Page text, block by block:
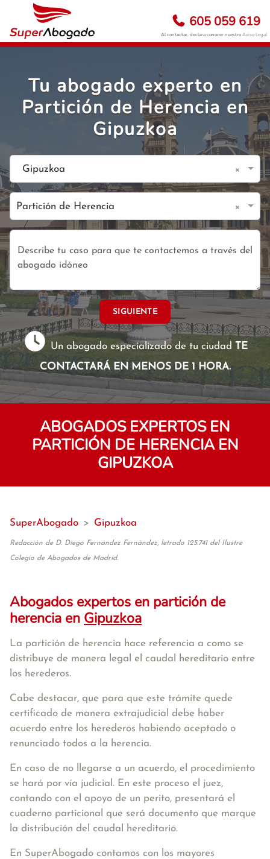
605 059 619
Al contactar, declara conocer nuestroAviso Legal
Tu abogado experto en
Partición de Herencia en
Gipuzkoa
Gipuzkoa ×
Partición de Herencia ×
SIGUIENTE
Un abogado especializado de tu ciudad TE
CONTACTARÁ EN MENOS DE 1 HORA.
ABOGADOS EXPERTOS EN
PARTICIÓN DE HERENCIA EN
GIPUZKOA
SuperAbogado > Gipuzkoa
Redacción de D. Diego Fernández Fernández, letrado 125.741 del Ilustre
Colegio de Abogados de Madrid.
Abogados expertos en partición de
herencia en Gipuzkoa
La partición de herencia hace referencia a como se
distribuye de manera legal el caudal hereditario entre
los herederos.
Cabe destacar, que para que este trámite quede
certificado de manera extrajudicial debe haber
acuerdo entre los herederos habiendo aceptado o
renunciado todos a la herencia.
En caso de no llegarse a un acuerdo, el procedimiento
se hará por vía judicial. En este proceso el juez,
contando con el apoyo de un perito, presentará el
cuaderno particional que será documento que marque
la distribución del caudal hereditario.
En SuperAbogado contamos con los mayores